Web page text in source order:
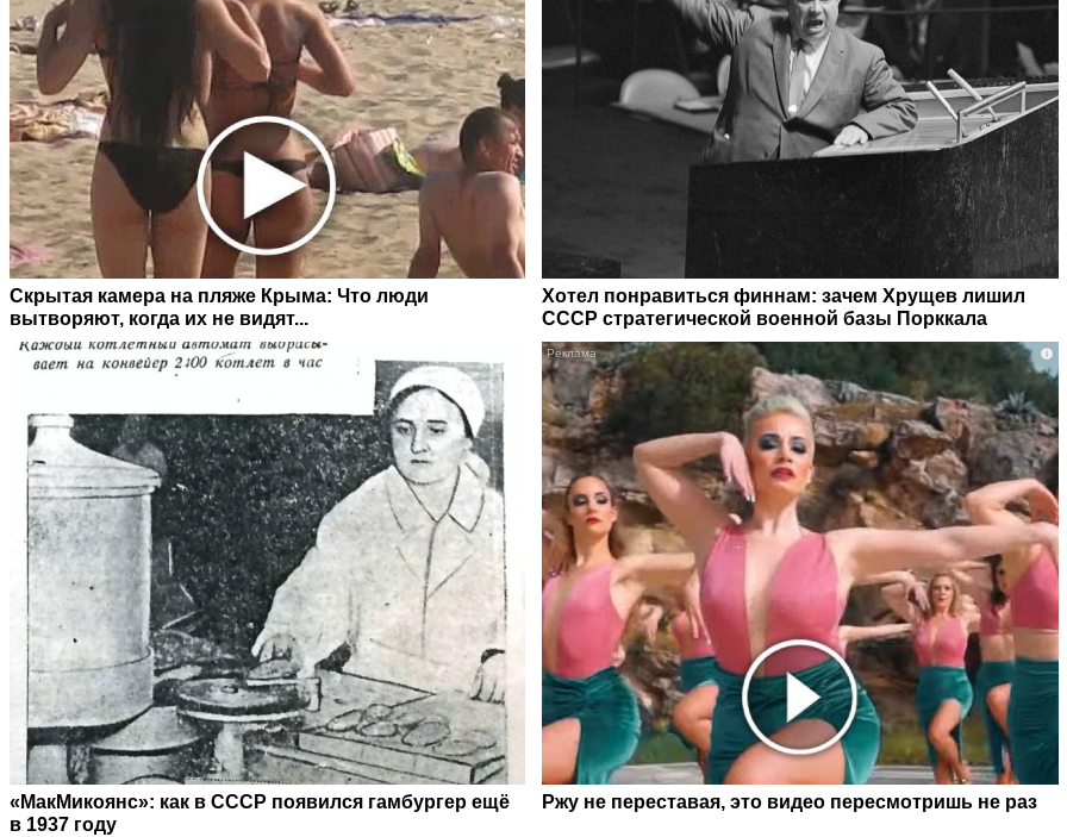
Скрытая камера на пляже Крыма: Что люди
вытворяют, когда их не видят...
Хотел понравиться финнам: зачем Хрущев лишил
СССР стратегической военной базы Порккала
«МакМикоянс»: как в СССР появился гамбургер ещё
в 1937 году
i
Ржу не переставая, это видео пересмотришь не раз